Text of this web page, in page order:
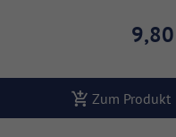
Zum Produkt